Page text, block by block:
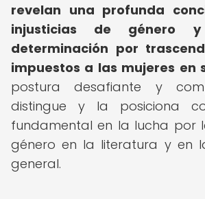
revelan una profunda
injusticias de género
determinación por
impuestos a las mujeres en
postura desafiante y
distingue y la posiciona
fundamental en la lucha por
género en la literatura y en
general.